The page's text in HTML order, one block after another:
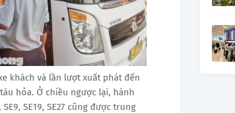
khách và lần lượt xuất phát đến
hỏa. Ở chiều ngược lại, hành
SE19, SE27 cũng được trung